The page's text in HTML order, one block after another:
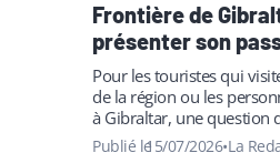
Frontière de
présenter son
Pour les touristes qui
de la région ou les
à Gibraltar, une question
présenter son passeport
Publié le15/07/2026•La